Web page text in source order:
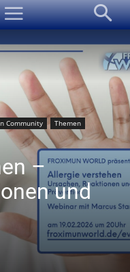
Community
Themen
–
und